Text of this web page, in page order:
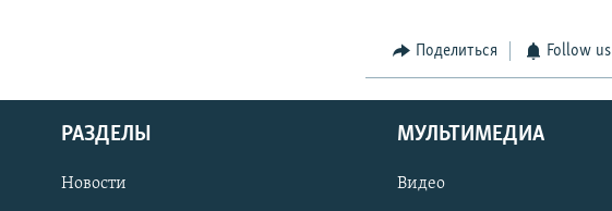
Поделиться Follow us
РАЗДЕЛЫ
Новости
МУЛЬТИМЕДИА
Видео